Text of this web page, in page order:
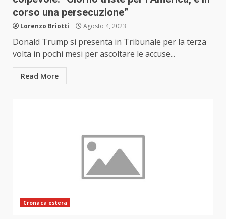
corso una persecuzione”
Lorenzo Briotti Agosto 4, 2023
Donald Trump si presenta in Tribunale per la terza
volta in pochi mesi per ascoltare le accuse...
Read More
Cronaca estera